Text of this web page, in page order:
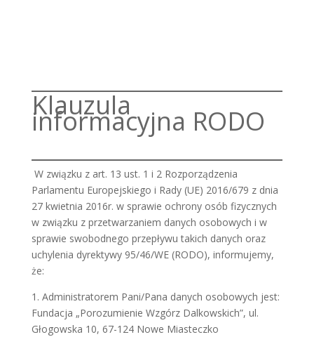
Klauzula
informacyjna RODO
W związku z art. 13 ust. 1 i 2 Rozporządzenia
Parlamentu Europejskiego i Rady (UE) 2016/679 z dnia
27 kwietnia 2016r. w sprawie ochrony osób fizycznych
w związku z przetwarzaniem danych osobowych i w
sprawie swobodnego przepływu takich danych oraz
uchylenia dyrektywy 95/46/WE (RODO), informujemy,
że:
1. Administratorem Pani/Pana danych osobowych jest:
Fundacja „Porozumienie Wzgórz Dalkowskich”, ul.
Głogowska 10, 67-124 Nowe Miasteczko